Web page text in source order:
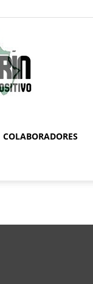
COLABORADORES